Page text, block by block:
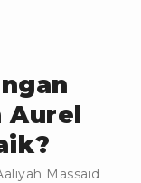
Aurel
Massaid